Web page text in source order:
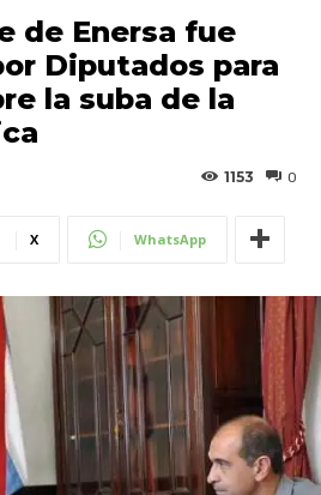
de Enersa fue
Diputados para
la suba de la
0
1153
X WhatsApp